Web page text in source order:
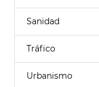
Sanidad
Tráfico
Urbanismo